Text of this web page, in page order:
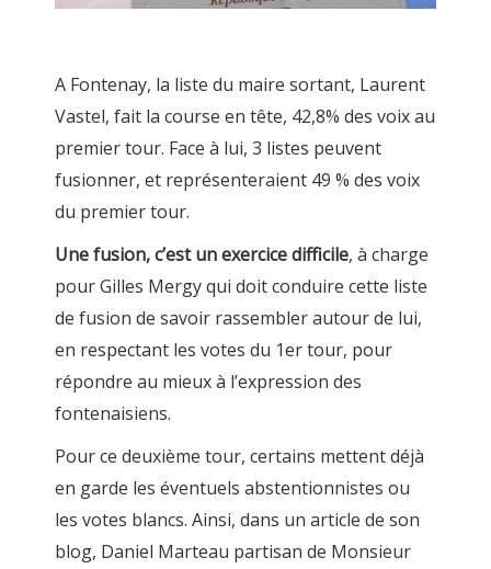
A Fontenay, la liste du maire sortant, Laurent
Vastel, fait la course en tête, 42,8% des voix au
premier tour. Face à lui, 3 listes peuvent
fusionner, et représenteraient 49 % des voix
du premier tour.
Une fusion, c’est un exercice difficile, à charge
pour Gilles Mergy qui doit conduire cette liste
de fusion de savoir rassembler autour de lui,
en respectant les votes du 1er tour, pour
répondre au mieux à l’expression des
fontenaisiens.
Pour ce deuxième tour, certains mettent déjà
en garde les éventuels abstentionnistes ou
les votes blancs. Ainsi, dans un article de son
blog, Daniel Marteau partisan de Monsieur